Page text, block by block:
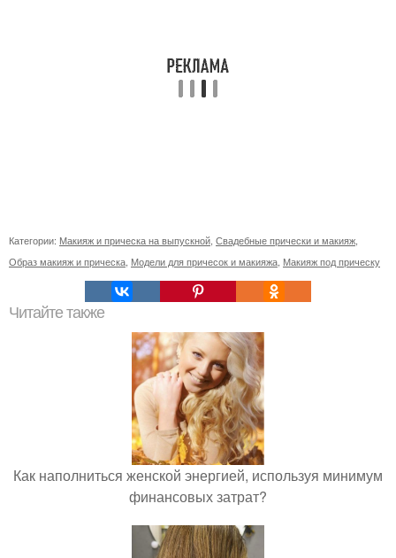
Категории: Макияж и прическа на выпускной Свадебные прически и макияж
Образ макияж и прическа Модели для причесок и макияжа Макияж под прическу
Читайте также
Как наполниться женской энергией, используя минимум
финансовых затрат?